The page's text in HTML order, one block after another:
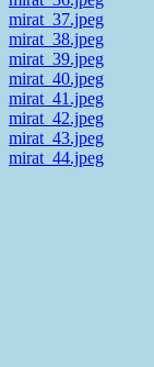
mirat_37.jpeg
mirat_38.jpeg
mirat_39.jpeg
mirat_40.jpeg
mirat_41.jpeg
mirat_42.jpeg
mirat_43.jpeg
mirat_44.jpeg